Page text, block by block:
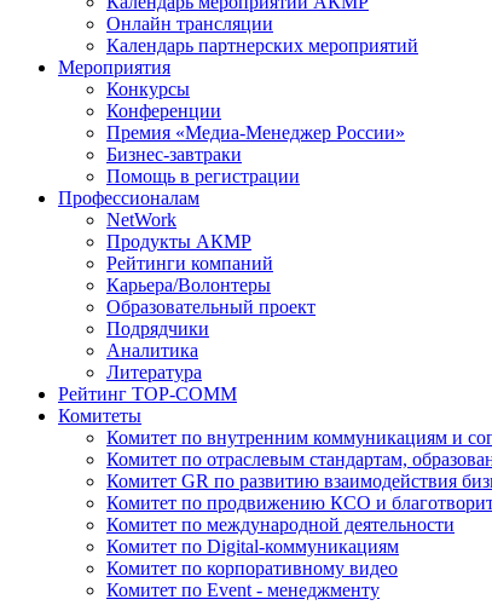
Онлайн трансляции
Календарь партнерских мероприятий
Мероприятия
Конкурсы
Конференции
Премия «Медиа-Менеджер России»
Бизнес-завтраки
Помощь в регистрации
Профессионалам
NetWork
Продукты АКМР
Рейтинги компаний
Карьера/Волонтеры
Образовательный проект
Подрядчики
Аналитика
Литература
Рейтинг TOP-COMM
Комитеты
Комитет по внутренним коммуникациям и
Комитет по отраслевым стандартам,
Комитет GR по развитию взаимодействия
Комитет по продвижению КСО и
Комитет по международной деятельности
Комитет по Digital-коммуникациям
Комитет по корпоративному видео
Комитет по Event - менеджменту